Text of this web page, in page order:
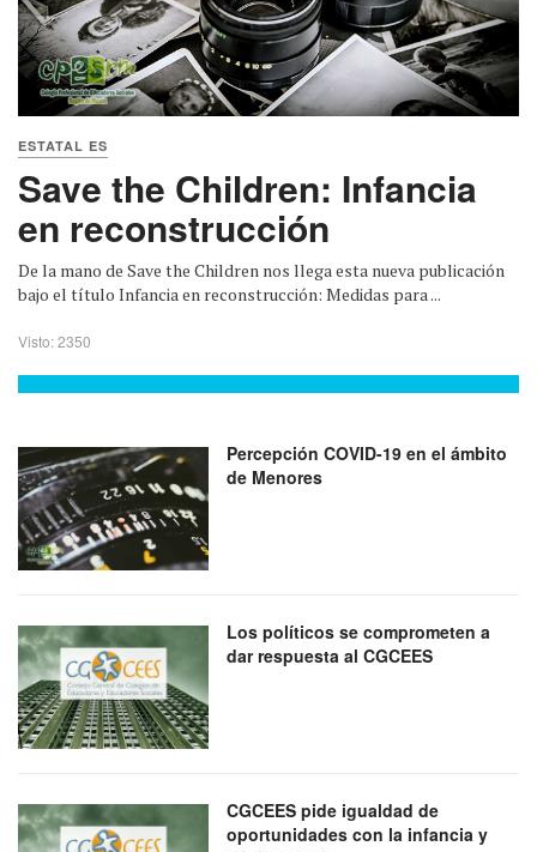
ESTATAL ES
Save the Children: Infancia
en reconstrucción
De la mano de Save the Children nos llega esta nueva publicación
bajo el título Infancia en reconstrucción: Medidas para ...
Visto: 2350
Percepción COVID-19 en el ámbito
de Menores
Los políticos se comprometen a
dar respuesta al CGCEES
CGCEES pide igualdad de
oportunidades con la infancia y